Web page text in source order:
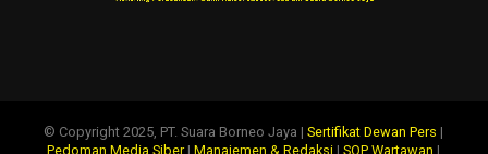
© Copyright 2025, PT. Suara Borneo Jaya |Sertifikat Dewan Pers |
Pedoman Media Siber|Manajemen & Redaksi |SOP Wartawan |